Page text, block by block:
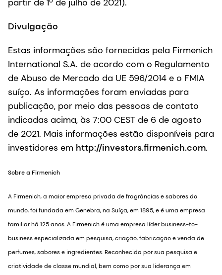
partir de 1º de julho de 2021).
Divulgação
Estas informações são fornecidas pela Firmenich
International S.A. de acordo com o Regulamento
de Abuso de Mercado da UE 596/2014 e o FMIA
suíço. As informações foram enviadas para
publicação, por meio das pessoas de contato
indicadas acima, às 7:00 CEST de 6 de agosto
de 2021. Mais informações estão disponíveis para
investidores em http://investors.firmenich.com.
Sobre a Firmenich
A Firmenich, a maior empresa privada de fragrâncias e sabores do
mundo, foi fundada em Genebra, na Suíça, em 1895, e é uma empresa
familiar há 125 anos. A Firmenich é uma empresa líder business-to-
business especializada em pesquisa, criação, fabricação e venda de
perfumes, sabores e ingredientes. Reconhecida por sua pesquisa e
criatividade de classe mundial, bem como por sua liderança em